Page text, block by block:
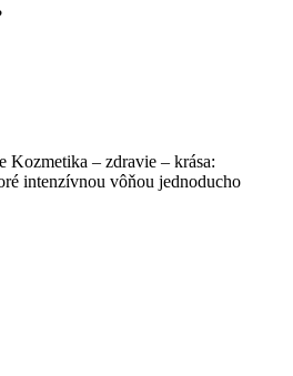
Kozmetika – zdravie – krása:
intenzívnou vôňou jednoducho